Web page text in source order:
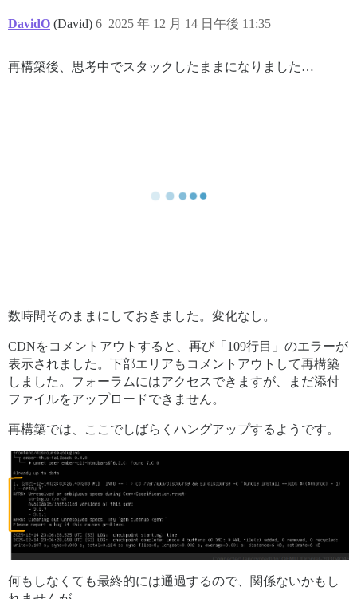
DavidO (David) 2025 年 12 月 14 日午後 11:35
6
再構築後、思考中でスタックしたままになりました…
数時間そのままにしておきました。変化なし。
CDNをコメントアウトすると、再び「109行目」のエラーが
表示されました。下部エリアもコメントアウトして再構築
しました。フォーラムにはアクセスできますが、まだ添付
ファイルをアップロードできません。
再構築では、ここでしばらくハングアップするようです。
何もしなくても最終的には通過するので、関係ないかもし